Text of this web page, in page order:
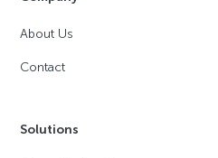
About Us
Contact
Solutions